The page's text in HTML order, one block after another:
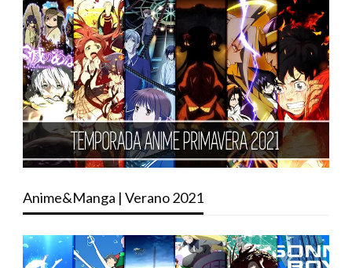
Anime&Manga | Verano 2021